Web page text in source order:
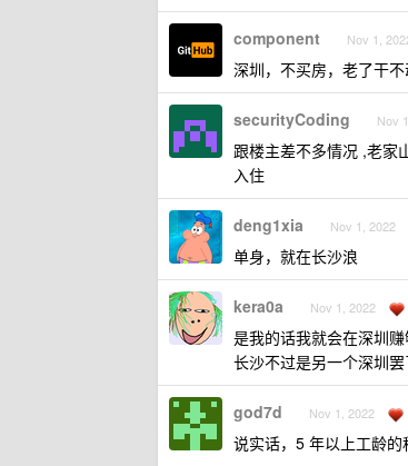
component Nov 1,
深圳，不买房，老了干
securityCoding Nov
跟楼主差不多情况 ,老家
入住
deng1xia Nov 1, 2022
单身，就在长沙浪
kera0a Nov 1, 2022
是我的话我就会在深圳
长沙不过是另一个深圳
god7d Nov 1, 2022
说实话，5 年以上工龄的